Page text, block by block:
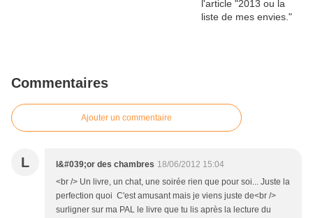
Commentaires
Ajouter un commentaire
L l&#039;or des chambres 18/06/2012 15:04
<br /> Un livre, un chat, une soirée rien que pour soi... Juste la
perfection quoi C'est amusant mais je viens juste de<br />
surligner sur ma PAL le livre que tu lis après la lecture du